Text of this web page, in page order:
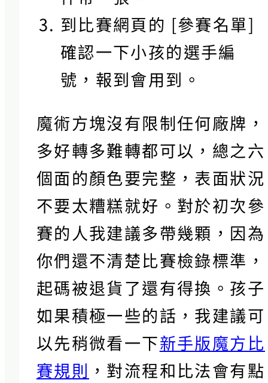
到比賽網頁的 [參賽名單]
確認一下小孩的選手編
號，報到會用到。
魔術方塊沒有限制任何廠牌，
多好轉多難轉都可以，總之六
個面的顏色要完整，表面狀況
不要太糟糕就好。對於初次參
賽的人我建議多帶幾顆，因為
你們還不清楚比賽檢錄標準，
起碼被退貨了還有得換。孩子
如果積極一些的話，我建議可
以先稍微看一下新手版魔方比
賽規則 ，對流程和比法會有點